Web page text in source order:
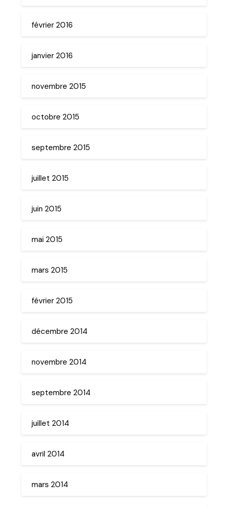
février 2016
janvier 2016
novembre 2015
octobre 2015
septembre 2015
juillet 2015
juin 2015
mai 2015
mars 2015
février 2015
décembre 2014
novembre 2014
septembre 2014
juillet 2014
avril 2014
mars 2014